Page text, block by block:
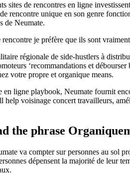
sites de rencontres en ligne
rencontre unique en son genre
de Neumate.
je préfère que ils sont
régionale de side-hustlers à
‘recommandations et
votre propre et organique means.
ligne playbook, Neumate fournit
help voisinage concert travailleurs,
the phrase
va compter sur personnes au sol
dépensent la majorité de leur